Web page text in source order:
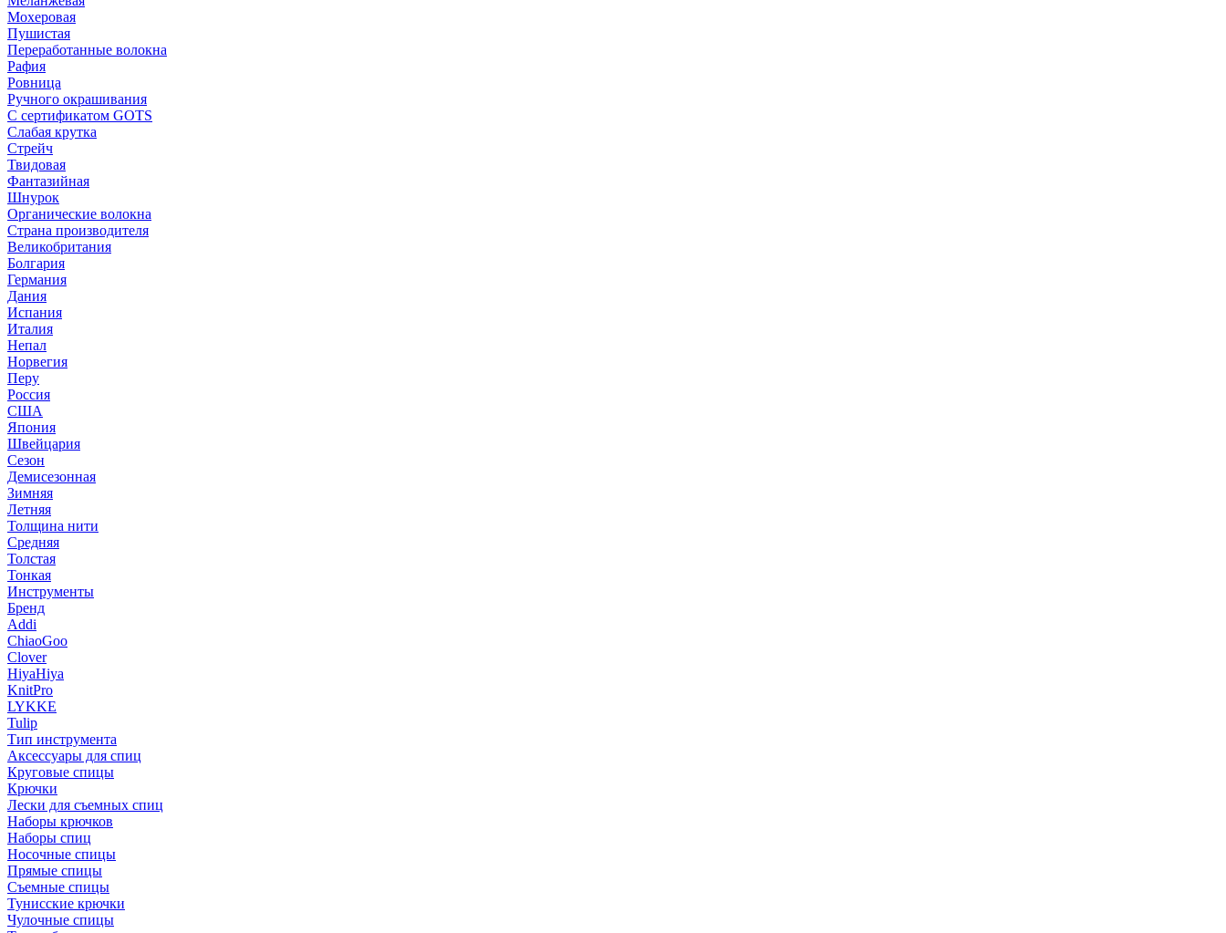
Мохеровая
Пушистая
Переработанные волокна
Рафия
Ровница
Ручного окрашивания
С сертификатом GOTS
Слабая крутка
Стрейч
Твидовая
Фантазийная
Шнурок
Органические волокна
Страна производителя
Великобритания
Болгария
Германия
Дания
Испания
Италия
Непал
Норвегия
Перу
Россия
США
Япония
Швейцария
Сезон
Демисезонная
Зимняя
Летняя
Толщина нити
Средняя
Толстая
Тонкая
Инструменты
Бренд
Addi
ChiaoGoo
Clover
HiyaHiya
KnitPro
LYKKE
Tulip
Тип инструмента
Аксессуары для спиц
Круговые спицы
Крючки
Лески для съемных спиц
Наборы крючков
Наборы спиц
Носочные спицы
Прямые спицы
Съемные спицы
Тунисские крючки
Чулочные спицы